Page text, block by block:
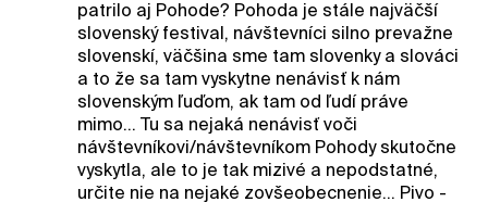
patrilo aj Pohode? Pohoda je stále najväčší
slovenský festival, návštevníci silno prevažne
slovenskí, väčšina sme tam slovenky a slováci
a to že sa tam vyskytne nenávisť k nám
slovenským ľuďom, ak tam od ľudí práve
mimo... Tu sa nejaká nenávisť voči
návštevníkovi/návštevníkom Pohody skutočne
vyskytla, ale to je tak mizivé a nepodstatné,
určite nie na nejaké zovšeobecnenie... Pivo -